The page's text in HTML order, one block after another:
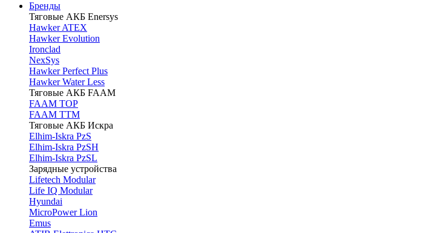
Бренды
Тяговые АКБ Enersys
Hawker ATEX
Hawker Evolution
Ironclad
NexSys
Hawker Perfect Plus
Hawker Water Less
Тяговые АКБ FAAM
FAAM TOP
FAAM TTM
Тяговые АКБ Искра
Elhim-Iskra PzS
Elhim-Iskra PzSH
Elhim-Iskra PzSL
Зарядные устройства
Lifetech Modular
Life IQ Modular
Hyundai
MicroPower Lion
Emus